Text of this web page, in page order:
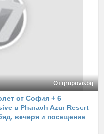
От grupovo.bg
от София + 6
в Pharaoh Azur Resort
вечеря и посещение